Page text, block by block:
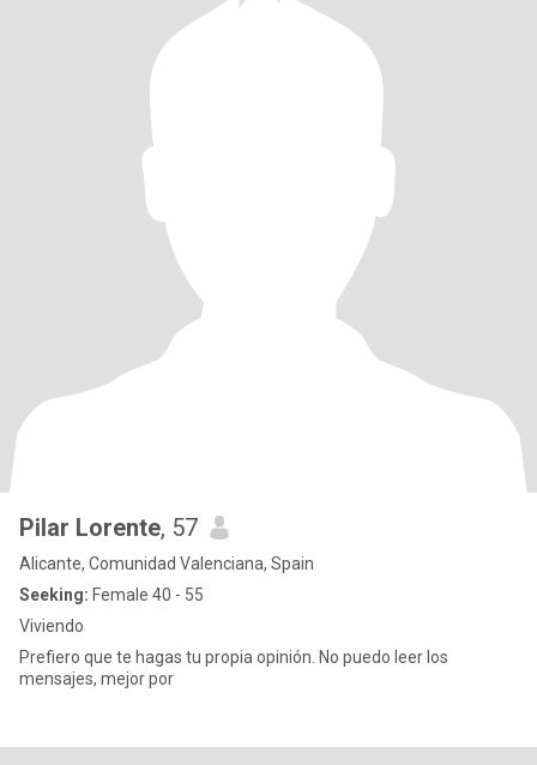
Pilar Lorente, 57
Alicante, Comunidad Valenciana, Spain
Seeking: Female 40 - 55
Viviendo
Prefiero que te hagas tu propia opinión. No puedo leer los
mensajes, mejor por